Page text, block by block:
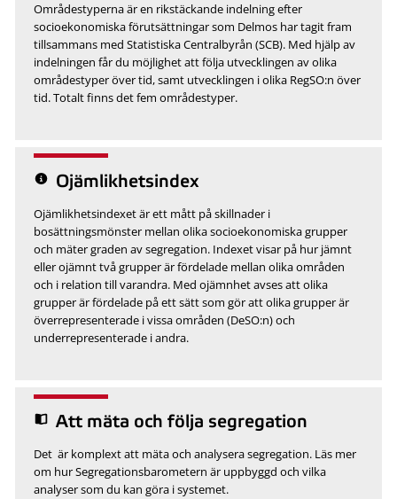
Områdestyperna är en rikstäckande indelning efter
socioekonomiska förutsättningar som Delmos har tagit fram
tillsammans med Statistiska Centralbyrån (SCB). Med hjälp av
indelningen får du möjlighet att följa utvecklingen av olika
områdestyper över tid, samt utvecklingen i olika RegSO:n över
tid. Totalt finns det fem områdestyper.
Ojämlikhetsindex
Ojämlikhetsindexet är ett mått på skillnader i
bosättningsmönster mellan olika socioekonomiska grupper
och mäter graden av segregation. Indexet visar på hur jämnt
eller ojämnt två grupper är fördelade mellan olika områden
och i relation till varandra. Med ojämnhet avses att olika
grupper är fördelade på ett sätt som gör att olika grupper är
överrepresenterade i vissa områden (DeSO:n) och
underrepresenterade i andra.
Att mäta och följa segregation
Det är komplext att mäta och analysera segregation. Läs mer
om hur Segregationsbarometern är uppbyggd och vilka
analyser som du kan göra i systemet.